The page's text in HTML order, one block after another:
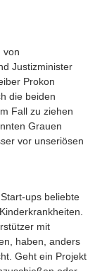
von
Justizminister
Prokon
die beiden
Fall zu ziehen
Grauen
vor unseriösen
ups beliebte
mit
haben, anders
Geht ein Projekt